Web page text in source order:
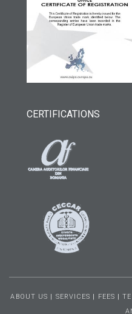
CERTIFICATIONS
ABOUT US | SERVICES | FEES |